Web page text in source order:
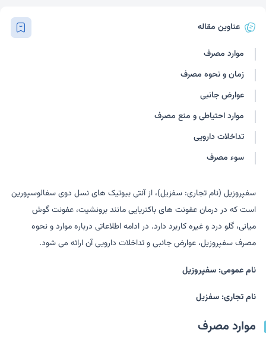
عناوین مقاله
موارد مصرف
زمان و نحوه مصرف
عوارض جانبی
موارد احتیاطی و منع مصرف
تداخلات دارویی
سوء مصرف
سفپروزیل (نام تجاری: سفزیل)، از آنتی بیوتیک های نسل دوی سفالوسپورین
است که در درمان عفونت های باکتریایی مانند برونشیت، عفونت گوش
میانی، گلو درد و غیره کاربرد دارد. در ادامه اطلاعاتی درباره موارد و نحوه
مصرف سفپروزیل، عوارض جانبی و تداخلات دارویی آن ارائه می شود.
نام عمومی: سفپروزیل
نام تجاری: سفزیل
موارد مصرف